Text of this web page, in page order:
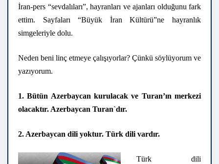
İran-pers “sevdalıları”, hayranları ve ajanları olduğunu fark
ettim. Sayfaları “Büyük İran Kültürü”ne hayranlık
simgeleriyle dolu.
Neden beni linç etmeye çalışıyorlar? Çünkü söylüyorum ve
yazıyorum.
1. Bütün Azerbaycan kurulacak ve Turan’ın merkezi
olacaktır. Azerbaycan Turan`dır.
2. Azerbaycan dili yoktur. Türk dili vardır.
Türk dili